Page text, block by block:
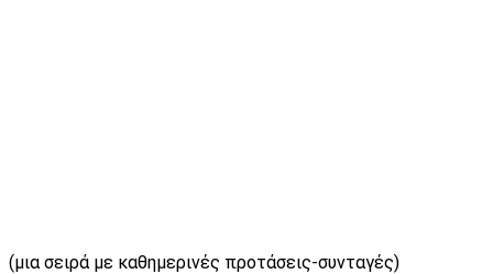
(μια σειρά με καθημερινές προτάσεις-συνταγές)